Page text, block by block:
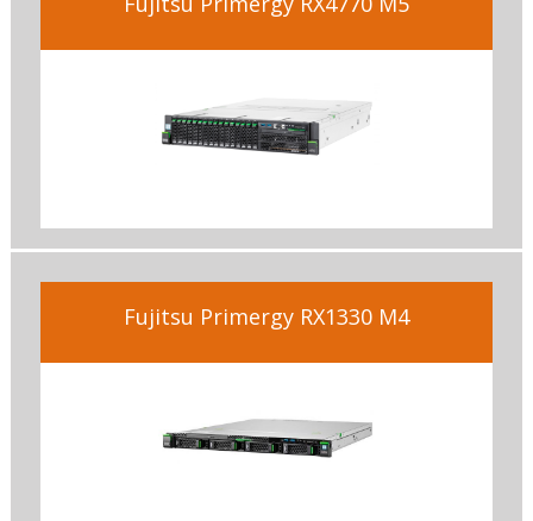
Fujitsu Primergy RX1330 M4